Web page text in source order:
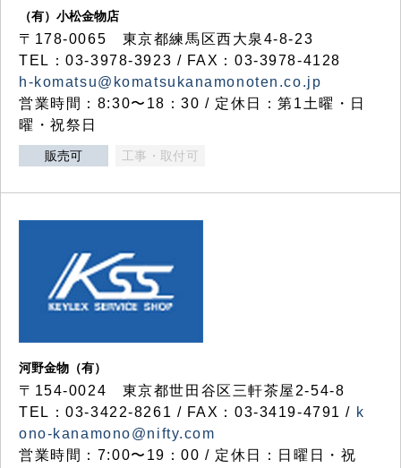
（有）小松金物店
〒178-0065 東京都練馬区西大泉4-8-23
TEL：03-3978-3923 / FAX：03-3978-4128
h-komatsu@komatsukanamonoten.co.jp
営業時間：8:30〜18：30 / 定休日：第1土曜・日
曜・祝祭日
販売可 工事・取付可
河野金物（有）
〒154-0024 東京都世田谷区三軒茶屋2-54-8
TEL：03-3422-8261 / FAX：03-3419-4791 / k
ono-kanamono@nifty.com
営業時間：7:00〜19：00 / 定休日：日曜日・祝